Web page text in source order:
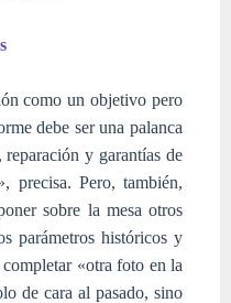
como un objetivo pero
debe ser una palanca
y garantías de
precisa. Pero, también,
sobre la mesa otros
parámetros históricos y
«otra foto en la
de cara al pasado, sino